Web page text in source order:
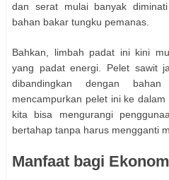
dan serat mulai banyak
bahan bakar tungku pemanas.
Bahkan, limbah padat ini kini
yang padat energi. Pelet sawit
dibandingkan dengan
mencampurkan pelet ini ke
kita bisa mengurangi
bertahap tanpa harus mengganti
Manfaat bagi